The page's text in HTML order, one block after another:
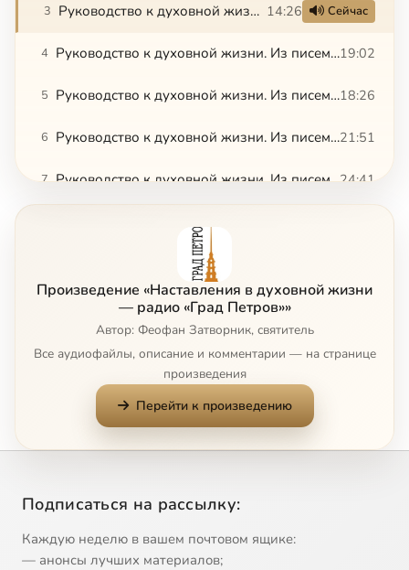
3 Руководство к духовной жизни. Из писем св. Феофана Затворника. Часть 3 14:26 Сейчас
4 Руководство к духовной жизни. Из писем св. Феофана Затворника. Часть 419:02
5 Руководство к духовной жизни. Из писем св. Феофана Затворника. Часть 518:26
6 Руководство к духовной жизни. Из писем св. Феофана Затворника. Часть 621:51
7 Руководство к духовной жизни. Из писем св. Феофана Затворника. Часть 724:41
Произведение «Наставления в духовной жизни
— радио «Град Петров»»
Автор: Феофан Затворник, святитель
Все аудиофайлы, описание и комментарии — на странице
произведения
Перейти к произведению
Подписаться на рассылку:
Каждую неделю в вашем почтовом ящике:
— анонсы лучших материалов;